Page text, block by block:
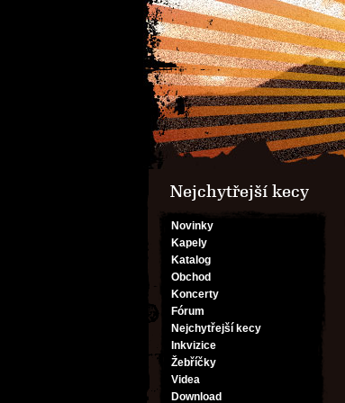
Nejchytřejší kecy
Novinky
Kapely
Katalog
Obchod
Koncerty
Fórum
Nejchytřejší kecy
Inkvizice
Žebříčky
Videa
Download